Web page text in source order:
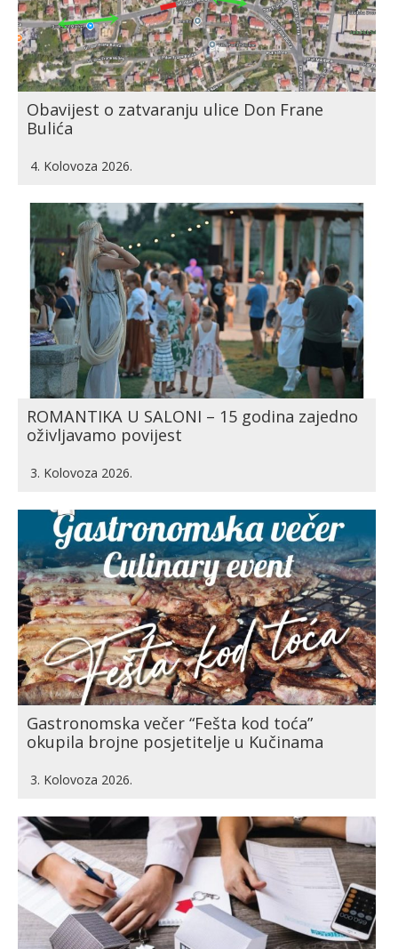
Obavijest o zatvaranju ulice Don Frane
Bulića
4. Kolovoza 2026.
ROMANTIKA U SALONI – 15 godina zajedno
oživljavamo povijest
3. Kolovoza 2026.
Gastronomska večer “Fešta kod toća”
okupila brojne posjetitelje u Kučinama
3. Kolovoza 2026.